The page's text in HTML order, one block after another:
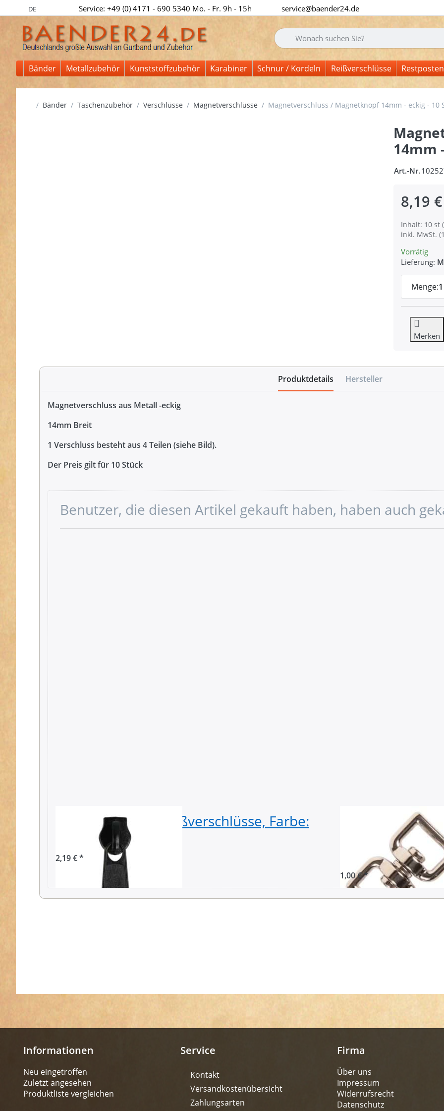
DE Service: +49 (0) 4171 - 690 5340 Mo. - Fr. 9h - 15h service@baender24.de
Geben Sie einen Suchbegriff ein. Während Sie
Bänder Metallzubehör Kunststoffzubehör Karabiner Schnur / Kordeln Reißverschlüsse Restposten
Startseite
Bänder Taschenzubehör Verschlüsse Magnetverschlüsse Magnetverschluss / Magnetknopf 14mm - eckig - 10
14mm
Art.-Nr.
8,19 €
Inhalt: 10 st
inkl. MwSt.
Vorrätig
Lieferung:
Menge:1
Merken
Produktdetails Hersteller
Magnetverschluss aus Metall -eckig
14mm Breit
1 Verschluss besteht aus 4 Teilen (siehe Bild).
Der Preis gilt für 10 Stück
Benutzer, die diesen Artikel gekauft haben, haben auch
Zipper für 8mm Reißverschlüsse, Farbe:
schwarz, 10 Stück
2,19 € *
3/4"
vernickelt, für
Stück
1,00 € *
Informationen
Neu eingetroffen
Zuletzt angesehen
Produktliste vergleichen
Service
Kontakt
Versandkostenübersicht
Zahlungsarten
Firma
Über uns
Impressum
Widerrufsrecht
Datenschutz